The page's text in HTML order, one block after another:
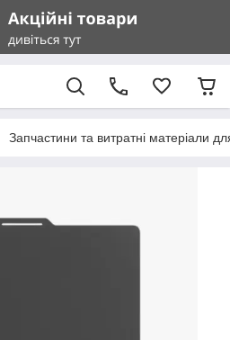
Запчастини та витратні матеріали